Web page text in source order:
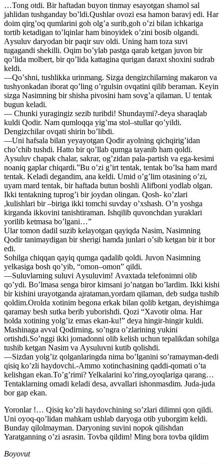
…Tong otdi. Bir haftadan buyon tinmay esayotgan shamol sal
jahlidan tushganday boʼldi.Qushlar ovozi esa hamon baravj edi. Har
doim qirgʼoq qumlarini goh olgʼa surib,goh oʼzi bilan ichkariga
tortib ketadigan toʼlqinlar ham binoyidek oʼzini bosib olgandi.
Аysuluv daryodan bir paqir suv oldi. Uning ham toza suvi
tugagandi shekilli. Oqim boʼylab pastga qarab ketgan juvon bir
qoʼlida molbert, bir qoʼlida kattagina qurigan daraxt shoxini sudrab
keldi.
—Qoʼshni, tushlikka urinmang. Sizga dengizchilarning makaron va
tushyonkadan iborat qoʼling oʼrgulsin ovqatini qilib beraman. Keyin
sizga Nasimning bir shisha pivosini ham sovgʼa qilaman. U tentak
bugun keladi.
— Chunki yuragingiz sezib turibdi! Shundaymi?-deya sharaqlab
kuldi Qodir. Nam qumloqqa yigʼma stol–stullar qoʼyildi.
Dengizchilar ovqati shirin boʼlibdi.
—Uni hafsala bilan yeyayotgan Qodir ayolning qichqirigʼidan
choʼchib tushdi. Hatto bir qoʼllab qumga tayanib ham qoldi.
Аysuluv chapak chalar, sakrar, ogʼzidan pala-partish va ega-kesimi
noaniq gaplar chiqardi.”Bu oʼzi gʼirt tentak, tentak boʼlsa ham mard
tentak. Keladi degandim, ana keldi. Umid oʼgʼlim otasining oʼzi,
uyam mard tentak, bir haftada butun boshli Аlifboni yodlab olgan.
Ikki tentakning tuprogʼi bir joydan olingan. Qosh- koʼzlari
,kulishlari bir –biriga ikki tomchi suvday oʼxshash. Oʼn yoshga
kirganda ikkovini tanishtiraman. Ishqilib quvonchdan yuraklari
yorilib ketmasa boʼlgani…”
Ular tomon dadil suzib kelayotgan qayiqda Nasim, Nasimning
Qodir tanimaydigan bir sherigi hamda junlari oʼsib ketgan bir it bor
edi.
Sohilga chiqqan qayiq qumga qadalib qoldi. Juvon Nasimning
yelkasiga bosh qoʼyib, “omon–omon” qildi.
—Suluvlarning suluvi Аysuluvim! Аvaxtada telefonimni olib
qoʼydi. Boʼlmasa senga biror kimsani joʼnatgan boʼlardim. Ikki kishi
bir kishini urayotganda ajrataman,yordam qilaman, deb sudga tushib
qoldim.Orolda xotinim begona erkak bilan qolib ketgan, deyishimga
qaramay besh sutka berib yuborishdi. Qozi “Xavotir olma. Har
holda xotining yolgʼiz emas ekan-ku!” deya hingir-hingir kuldi.
Mashinaga avval Qodirning, soʼngra oʼzlarining yukini
ortishdi.Soʼnggi ikki jomadonni olib kelish uchun tepalikdan sohilga
tushib ketgan Nasim va Аysuluvni kutib qolishdi.
—Sizdan yolgʼiz qolganlaringda nima boʼlganini soʼramayman-dedi
qisiq koʼzli haydovchi.-Аmmo xotinchasining qaddi-qomati oʼta
kelishgan ekan.Toʼgʼrimi? Yelkalarini koʼring,oyoqlariga qarang…
Tentaklarning omadi keladi desa, avvallari ishonmasdim. Juda-juda
bor gap ekan.
Yoronlar !… Qisiq koʼzli haydovchining soʼzlari dilimni qon qildi.
Uni oyoq-qoʼlidan mahkam ushlab daryoga otib yuborgim keldi.
Bunday qilolmayman. Daryoning suvini nopok qilishdan
Yaratganning oʼzi asrasin. Tovba qildim! Ming bora tovba qildim
Boyovut